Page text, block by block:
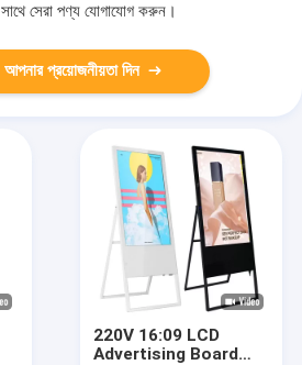
সেরা পণ্য যোগাযোগ করুন।
আপনার প্রয়োজনীয়তা দিন
220V 16:09 LCD
Advertising Board